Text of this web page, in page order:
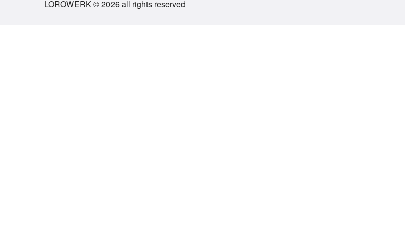
LOROWERK © 2026 all rights reserved